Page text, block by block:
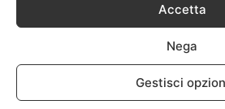
Accetta
Nega
Gestisci